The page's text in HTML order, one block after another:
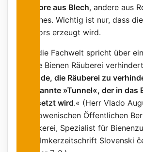
Korridore aus Blech, andere aus
Ähnliches. Wichtig ist nur, dass
Korridors erzeugt wird.
Auch die Fachwelt spricht über
der die Bienen Räuberei
Methode, die Räuberei zu
sogenannte »Tunnel«, der in das
eingesetzt wird.« (Herr Vlado
des slowenischen Öffentlichen
für Imkerei, Spezialist für
in der Imkerzeitschrift Slovenski